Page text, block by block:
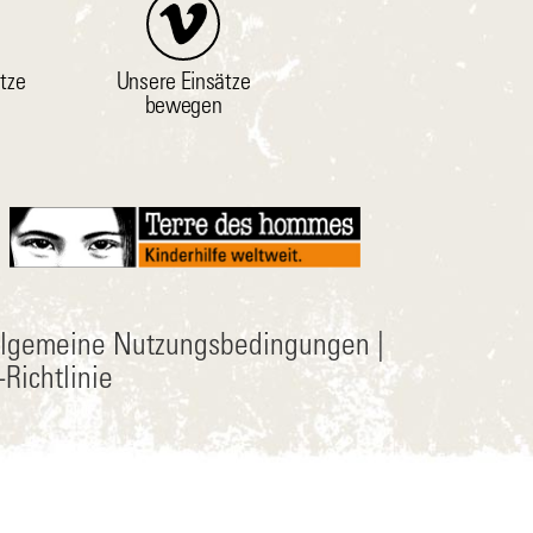
Unsere Einsätze
bewegen
Nutzungsbedingungen
Richtlinie